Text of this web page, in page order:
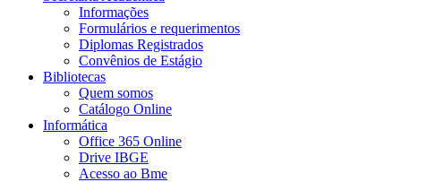
Informações
Formulários e requerimentos
Diplomas Registrados
Convênios de Estágio
Bibliotecas
Quem somos
Catálogo Online
Informática
Office 365 Online
Drive IBGE
Acesso ao Bme